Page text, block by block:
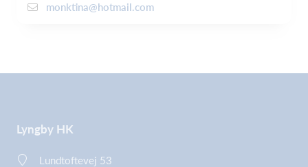
monktina@hotmail.com
Lyngby HK
Lundtoftevej 53